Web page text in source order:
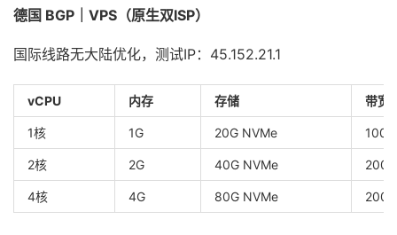
德国 BGP｜VPS（原生双ISP）
国际线路无大陆优化，测试IP：45.152.21.1
vCPU 内存 存储 带宽
1核 1G 20G NVMe
2核 2G 40G NVMe
4核 4G 80G NVMe